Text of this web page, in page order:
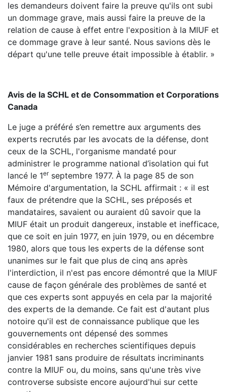
les demandeurs doivent faire la preuve qu'ils ont subi
un dommage grave, mais aussi faire la preuve de la
relation de cause à effet entre l'exposition à la MIUF et
ce dommage grave à leur santé. Nous savions dès le
départ qu'une telle preuve était impossible à établir. »
Avis de la SCHL et de Consommation et Corporations
Canada
Le juge a préféré s’en remettre aux arguments des
experts recrutés par les avocats de la défense, dont
ceux de la SCHL, l'organisme mandaté pour
administrer le programme national d’isolation qui fut
lancé le 1erseptembre 1977. À la page 85 de son
Mémoire d'argumentation, la SCHL affirmait : « il est
faux de prétendre que la SCHL, ses préposés et
mandataires, savaient ou auraient dû savoir que la
MIUF était un produit dangereux, instable et inefficace,
que ce soit en juin 1977, en juin 1979, ou en décembre
1980, alors que tous les experts de la défense sont
unanimes sur le fait que plus de cinq ans après
l'interdiction, il n'est pas encore démontré que la MIUF
cause de façon générale des problèmes de santé et
que ces experts sont appuyés en cela par la majorité
des experts de la demande. Ce fait est d'autant plus
notoire qu'il est de connaissance publique que les
gouvernements ont dépensé des sommes
considérables en recherches scientifiques depuis
janvier 1981 sans produire de résultats incriminants
contre la MIUF ou, du moins, sans qu'une très vive
controverse subsiste encore aujourd'hui sur cette